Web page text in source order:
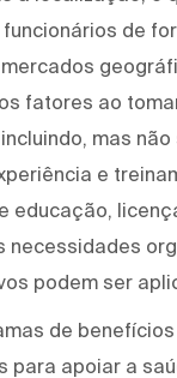
de
fatores ao
mas
e
educação,
necessidades
podem ser
de
para apoiar a